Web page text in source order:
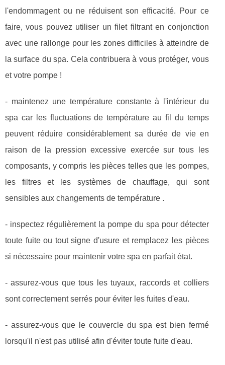
l'endommagent ou ne réduisent son efficacité. Pour ce
faire, vous pouvez utiliser un filet filtrant en conjonction
avec une rallonge pour les zones difficiles à atteindre de
la surface du spa. Cela contribuera à vous protéger, vous
et votre pompe !
- maintenez une température constante à l'intérieur du
spa car les fluctuations de température au fil du temps
peuvent réduire considérablement sa durée de vie en
raison de la pression excessive exercée sur tous les
composants, y compris les pièces telles que les pompes,
les filtres et les systèmes de chauffage, qui sont
sensibles aux changements de température .
- inspectez régulièrement la pompe du spa pour détecter
toute fuite ou tout signe d'usure et remplacez les pièces
si nécessaire pour maintenir votre spa en parfait état.
- assurez-vous que tous les tuyaux, raccords et colliers
sont correctement serrés pour éviter les fuites d'eau.
- assurez-vous que le couvercle du spa est bien fermé
lorsqu'il n'est pas utilisé afin d'éviter toute fuite d'eau.